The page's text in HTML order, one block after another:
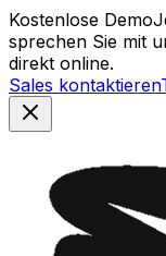
Kostenlose Demo
sprechen Sie mit
direkt online.
Sales kontaktieren